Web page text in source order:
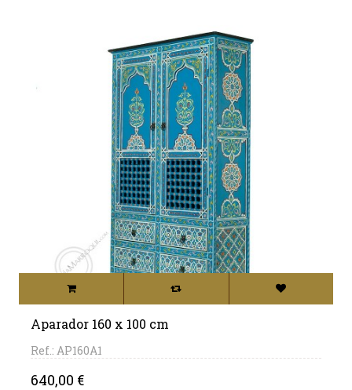
Aparador 160 x 100 cm
Ref.: AP160A1
Precio
640,00 €